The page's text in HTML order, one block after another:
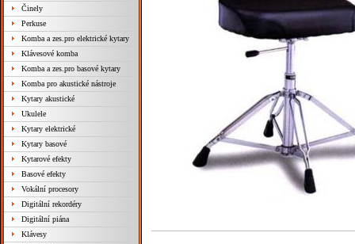
Činely
Perkuse
Komba a zes.pro elektrické kytary
Klávesové komba
Komba a zes.pro basové kytary
Komba pro akustické nástroje
Kytary akustické
Ukulele
Kytary elektrické
Kytary basové
Kytarové efekty
Basové efekty
Vokální procesory
Digitální rekordéry
Digitální piána
Klávesy